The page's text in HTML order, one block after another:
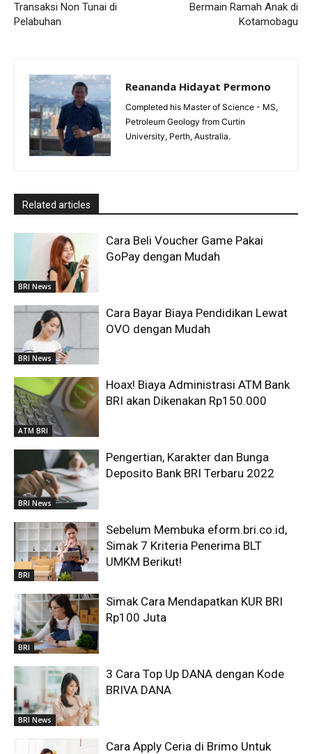
Transaksi Non Tunai di
Pelabuhan
Bermain Ramah Anak di
Kotamobagu
Reananda Hidayat Permono
Completed his Master of Science - MS,
Petroleum Geology from Curtin
University, Perth, Australia.
Related articles
BRI News
Cara Beli Voucher Game Pakai
GoPay dengan Mudah
BRI News
Cara Bayar Biaya Pendidikan Lewat
OVO dengan Mudah
ATM BRI
Hoax! Biaya Administrasi ATM Bank
BRI akan Dikenakan Rp150.000
BRI News
Pengertian, Karakter dan Bunga
Deposito Bank BRI Terbaru 2022
BRI
Sebelum Membuka eform.bri.co.id,
Simak 7 Kriteria Penerima BLT
UMKM Berikut!
BRI
Simak Cara Mendapatkan KUR BRI
Rp100 Juta
BRI News
3 Cara Top Up DANA dengan Kode
BRIVA DANA
Cara Apply Ceria di Brimo Untuk